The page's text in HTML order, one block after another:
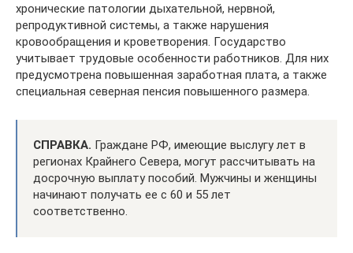
хронические патологии дыхательной, нервной,
репродуктивной системы, а также нарушения
кровообращения и кроветворения. Государство
учитывает трудовые особенности работников. Для них
предусмотрена повышенная заработная плата, а также
специальная северная пенсия повышенного размера.
СПРАВКА. Граждане РФ, имеющие выслугу лет в
регионах Крайнего Севера, могут рассчитывать на
досрочную выплату пособий. Мужчины и женщины
начинают получать ее с 60 и 55 лет
соответственно.